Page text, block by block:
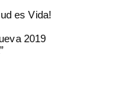
es Vida!
2019